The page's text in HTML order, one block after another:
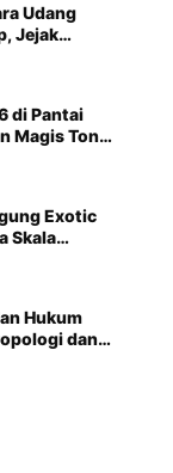
Udang
Jejak
Kekaisaran
di Pantai
Magis Tong
Exotic
Skala
Hukum
dan